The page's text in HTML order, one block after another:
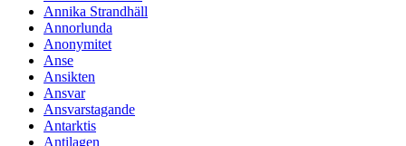
Annika Strandhäll
Annorlunda
Anonymitet
Anse
Ansikten
Ansvar
Ansvarstagande
Antarktis
Antilagen